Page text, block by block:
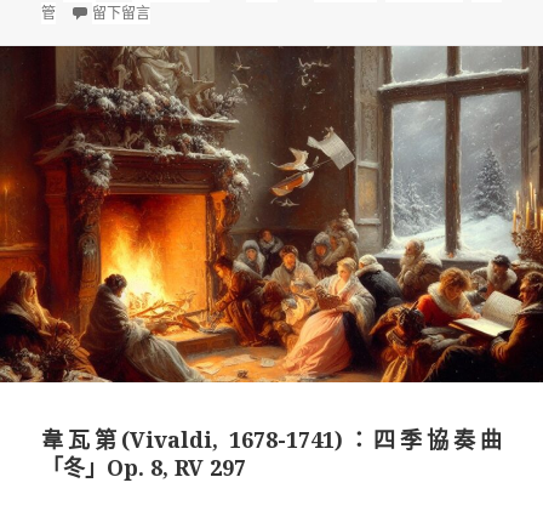
式
佈
管
留下留言在 獨奏協奏曲｜阿比諾里(T.G. Albinoni, 1671– 1751)及馬
韋瓦第(Vivaldi, 1678-1741)：四季協奏曲
「冬」Op. 8, RV 297